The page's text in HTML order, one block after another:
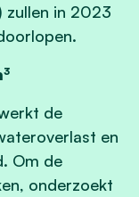
zullen in 2023
de
en
Om de
onderzoekt